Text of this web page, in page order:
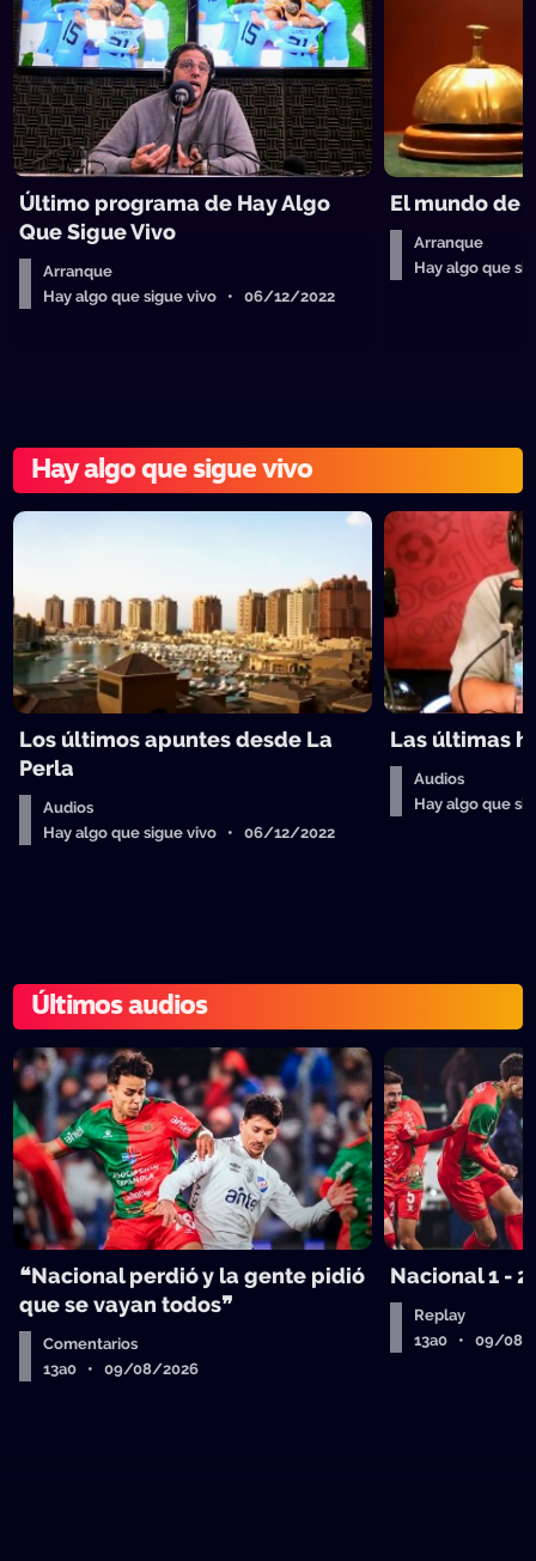
Último programa de Hay Algo
Que Sigue Vivo
Arranque
Hay algo que sigue vivo • 06/12/2022
El mundo de
Arranque
Hay algo que
Hay algo que sigue vivo
Los últimos apuntes desde La
Perla
Audios
Hay algo que sigue vivo • 06/12/2022
Las últimas
Audios
Hay algo que
Últimos audios
❝Nacional perdió y la gente pidió
que se vayan todos❞
Comentarios
13a0 • 09/08/2026
Nacional 1 -
Replay
13a0 • 09/08/